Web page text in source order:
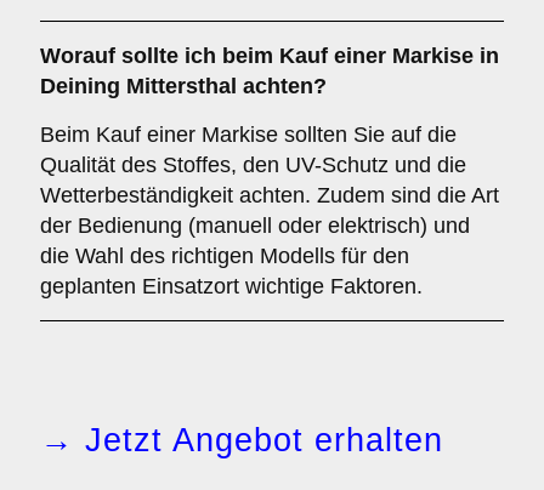
Worauf sollte ich beim Kauf einer Markise in
Deining Mittersthal achten?
Beim Kauf einer Markise sollten Sie auf die
Qualität des Stoffes, den UV-Schutz und die
Wetterbeständigkeit achten. Zudem sind die Art
der Bedienung (manuell oder elektrisch) und
die Wahl des richtigen Modells für den
geplanten Einsatzort wichtige Faktoren.
→ Jetzt Angebot erhalten